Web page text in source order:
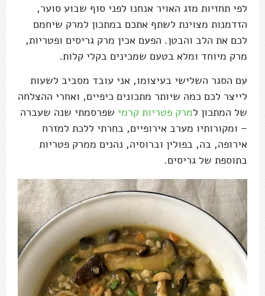
לפי תחזיות מזג האויר אנחנו לפני סוף שבוע סוער,
הזדמנות מצוינת לשתף אתכם במתכון למרק שיחמם
לכם את הלב והבטן. הפעם אכין מרק גריסים ופטריות,
מרק מיוחד ומלא בטעם שמכינים בקלי קלות.
עם הסגר השלישי בעיצומו, אני עובד מסביב לשעות
לייצר לכם כמה שיותר מתכונים כיפיים, ואחרי ההצלחה
של המתכון למרק פטריות קרמי שפרסמתי שנה שעברה
– ומקורותיו מערב אירופיים, בחרתי ללכת למזרח
אירופה, בה, בפולין וברוסיה, נהנים ממרק פטריות
בתוספת של גריסים.